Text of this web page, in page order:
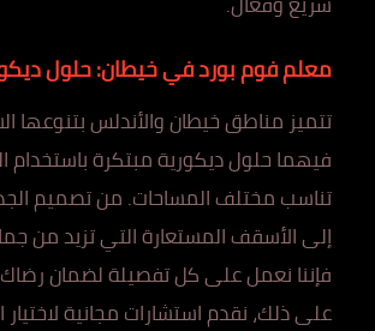
معلم فوم بورد في خيطان: حلول
تتميز مناطق خيطان والأندلس بتنوعها
فيهما حلول ديكورية مبتكرة باستخدام
تناسب مختلف المساحات. من تصميم
إلى الأسقف المستعارة التي تزيد من
فإننا نعمل على كل تفصيلة لضمان رضاك
على ذلك، نقدم استشارات مجانية